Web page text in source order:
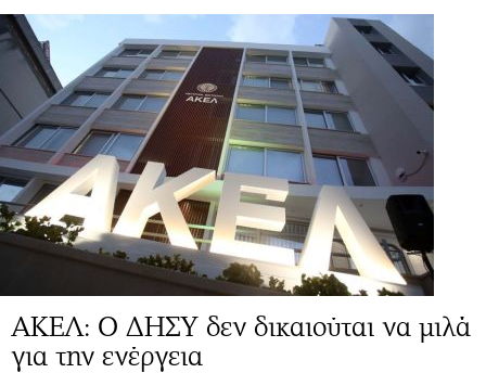
ΑΚΕΛ: Ο ΔΗΣΥ δεν δικαιούται να μιλά
για την ενέργεια